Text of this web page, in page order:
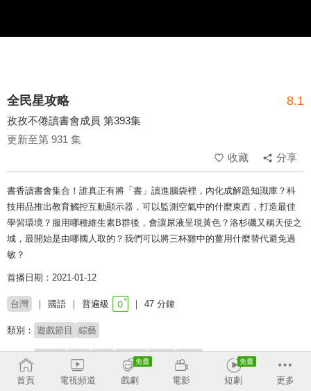
全民星攻略 8.1
孜孜不倦讀書會成員 第393集
更新至第 931 集
收藏
分享
書香讀書會集合！誰真正有將「書」讀進腦袋裡，內化成解題知識庫？科
技用品推出教育觸控互動顯示器，可以監測空氣中的什麼東西，打造最佳
學習環境？服用哪種維生素B群後，會讓尿液呈現黃色？洛杉磯又稱天使之
城，最開始是由哪國人取的？我們可以將三杯雞中的薑用什麼替代避免過
敏？
首播日期：2021-01-12
台灣 國語 普遍級 47 分鐘
類別： 遊戲節目 綜藝
來賓： Julie 謝文憲 Ricky Lydia
主持： 曾國城 蔡尚樺
首頁 電視頻道 戲劇 電影 短劇 更多